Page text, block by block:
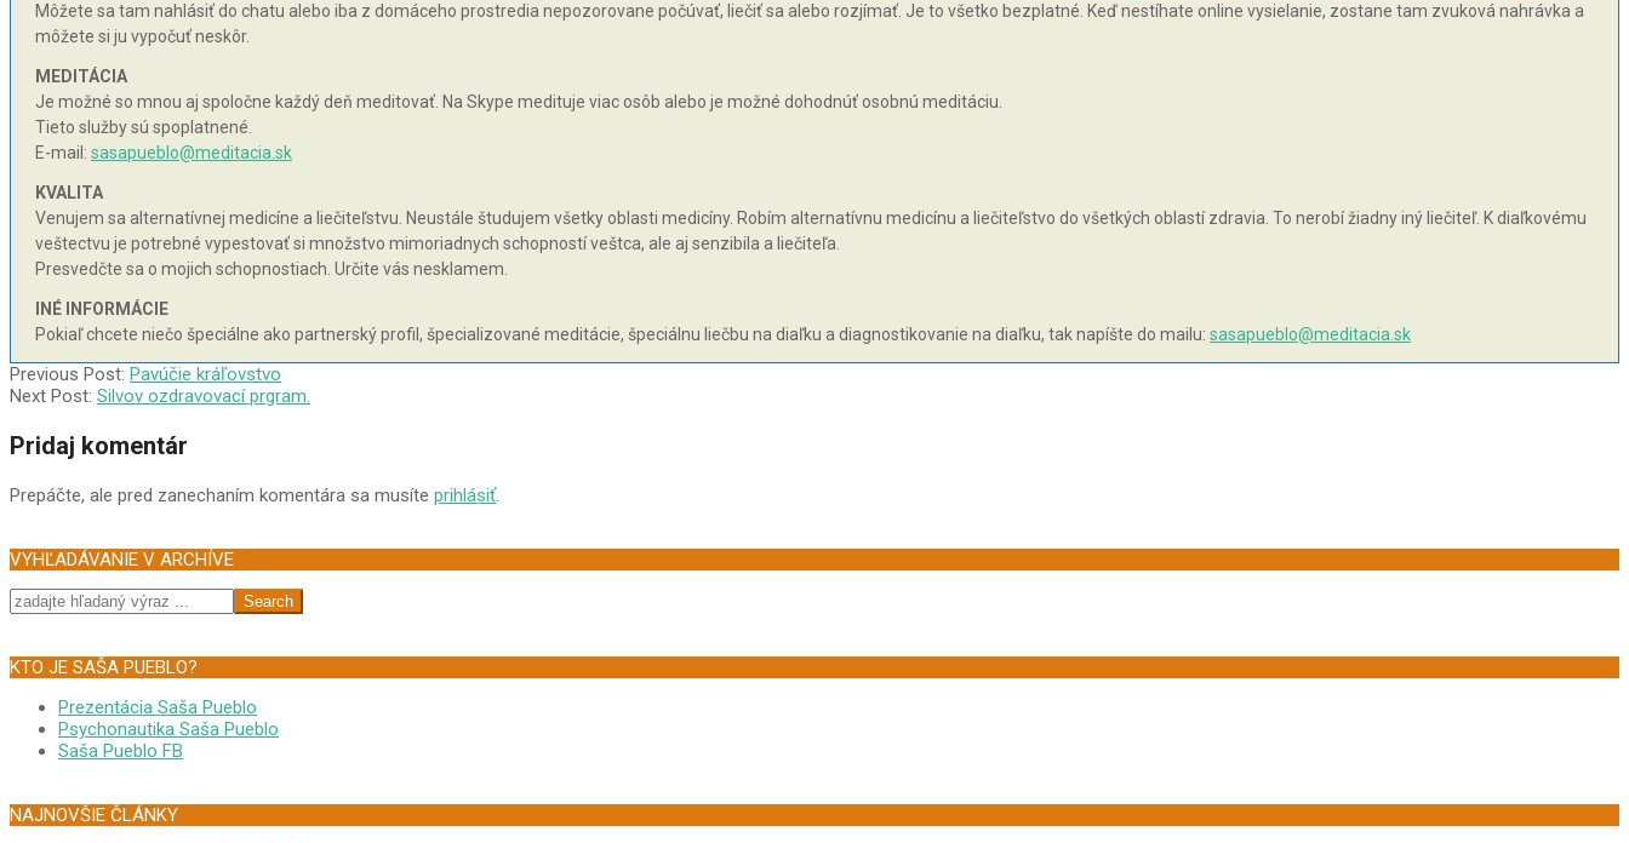
Môžete sa tam nahlásiť do chatu alebo iba z domáceho prostredia nepozorovane počúvať, liečiť sa alebo rozjímať. Je to všetko bezplatné. Keď nestíhate online vysielanie, zostane tam zvuková nahrávka a
môžete si ju vypočuť neskôr.
MEDITÁCIA
Je možné so mnou aj spoločne každý deň meditovať. Na Skype medituje viac osôb alebo je možné dohodnúť osobnú meditáciu.
Tieto služby sú spoplatnené.
E-mail: sasapueblo@meditacia.sk
KVALITA
Venujem sa alternatívnej medicíne a liečiteľstvu. Neustále študujem všetky oblasti medicíny. Robím alternatívnu medicínu a liečiteľstvo do všetkých oblastí zdravia. To nerobí žiadny iný liečiteľ. K diaľkovému
veštectvu je potrebné vypestovať si množstvo mimoriadnych schopností veštca, ale aj senzibila a liečiteľa.
Presvedčte sa o mojich schopnostiach. Určite vás nesklamem.
INÉ INFORMÁCIE
Pokiaľ chcete niečo špeciálne ako partnerský profil, špecializované meditácie, špeciálnu liečbu na diaľku a diagnostikovanie na diaľku, tak napíšte do mailu: sasapueblo@meditacia.sk
2003-
10-
Previous Post: Pavúčie kráľovstvo
Next Post: Silvov ozdravovací prgram.
Pridaj komentár
Prepáčte, ale pred zanechaním komentára sa musíte prihlásiť.
VYHĽADÁVANIE V ARCHÍVE
Search
KTO JE SAŠA PUEBLO?
Prezentácia Saša Pueblo
Psychonautika Saša Pueblo
Saša Pueblo FB
NAJNOVŠIE ČLÁNKY